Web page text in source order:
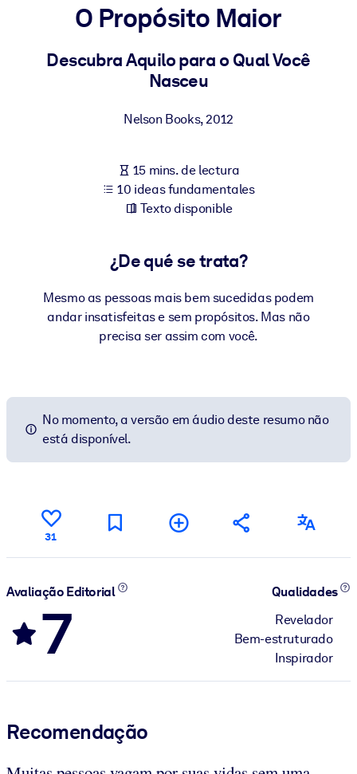
Para LMS/LXP
Integre conocimientos verificados y breves en su LMS/LXP para
Para bibliotecas corporativas
empresariales confiables y listos para usar.
Para sistemas de IA
O Propósito Maior
Descubra Aquilo para o Qual Você
Nasceu
Nelson Books,2012
15 mins. de lectura
10 ideas fundamentales
Texto disponible
¿De qué se trata?
Mesmo as pessoas mais bem sucedidas podem
andar insatisfeitas e sem propósitos. Mas não
precisa ser assim com você.
No momento, a versão em áudio deste resumo não
está disponível.
31
Avaliação Editorial
7
Qualidades
Revelador
Bem-estruturado
Inspirador
Recomendação